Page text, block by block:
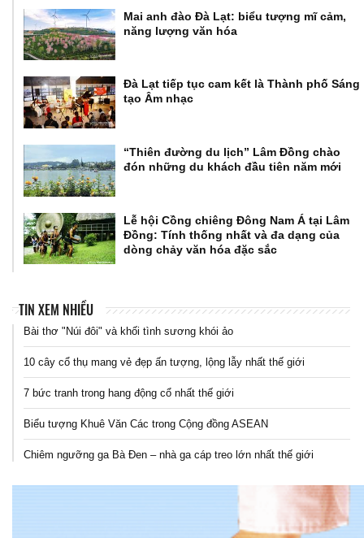
Mai anh đào Đà Lạt: biểu tượng mĩ cảm,
năng lượng văn hóa
Đà Lạt tiếp tục cam kết là Thành phố Sáng
tạo Âm nhạc
“Thiên đường du lịch” Lâm Đồng chào
đón những du khách đầu tiên năm mới
Lễ hội Cồng chiêng Đông Nam Á tại Lâm
Đồng: Tính thống nhất và đa dạng của
dòng chảy văn hóa đặc sắc
TIN XEM NHIỀU
Bài thơ "Núi đôi" và khối tình sương khói ảo
10 cây cổ thụ mang vẻ đẹp ấn tượng, lộng lẫy nhất thế giới
7 bức tranh trong hang động cổ nhất thế giới
Biểu tượng Khuê Văn Các trong Cộng đồng ASEAN
Chiêm ngưỡng ga Bà Đen – nhà ga cáp treo lớn nhất thế giới